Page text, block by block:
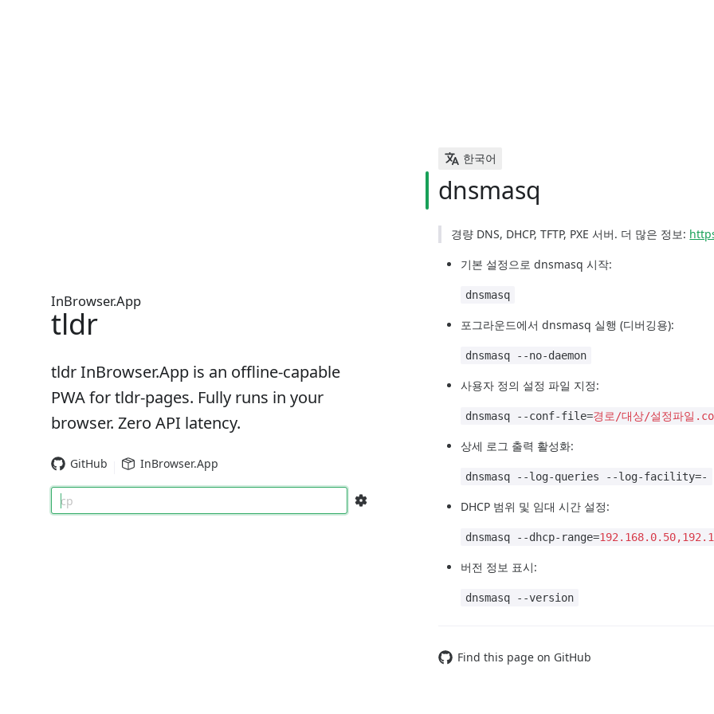
InBrowser.App
tldr
tldr InBrowser.App is an offline-capable
PWA for tldr-pages. Fully runs in your
browser. Zero API latency.
GitHub InBrowser.App
cp
한국어
dnsmasq
경량 DNS, DHCP, TFTP, PXE 서버. 더 많은 정보:
기본 설정으로 dnsmasq 시작:
dnsmasq
포그라운드에서 dnsmasq 실행 (디버깅용):
dnsmasq --no-daemon
사용자 정의 설정 파일 지정:
dnsmasq --conf-file=경로/대상/설정파일
상세 로그 출력 활성화:
dnsmasq --log-queries --log-facility=-
DHCP 범위 및 임대 시간 설정:
dnsmasq --dhcp-range=
버전 정보 표시:
dnsmasq --version
Find this page on GitHub